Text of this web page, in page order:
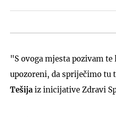
"S ovoga mjesta pozivam
upozoreni, da spriječimo tu
Tešija iz inicijative Zdravi